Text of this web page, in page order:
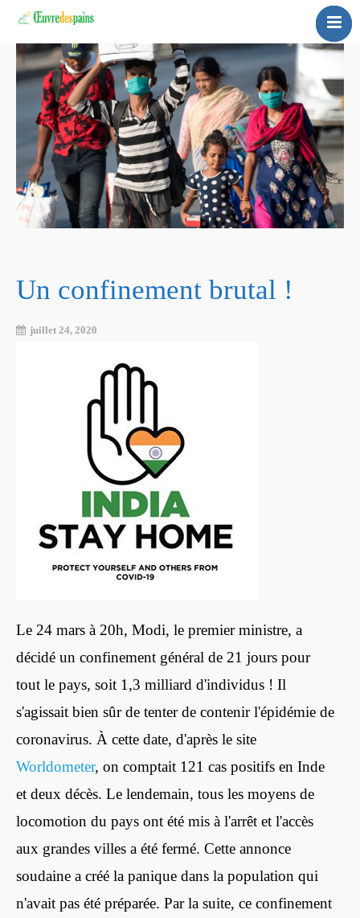
Accueil
Bulletin
Blog
Contactez-nous
Français
Nederlands
English
Un confinement brutal !
juillet 24, 2020
Le 24 mars à 20h, Modi, le premier ministre, a
décidé un confinement général de 21 jours pour
tout le pays, soit 1,3 milliard d'individus ! Il
s'agissait bien sûr de tenter de contenir l'épidémie de
coronavirus. À cette date, d'après le site
Worldometer, on comptait 121 cas positifs en Inde
et deux décès. Le lendemain, tous les moyens de
locomotion du pays ont été mis à l'arrêt et l'accès
aux grandes villes a été fermé. Cette annonce
soudaine a créé la panique dans la population qui
n'avait pas été préparée. Par la suite, ce confinement